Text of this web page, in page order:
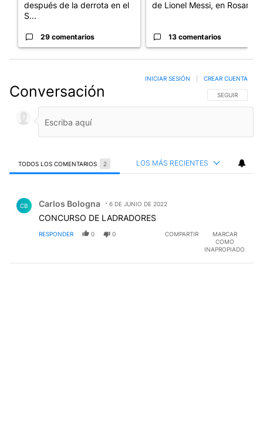
después de la derrota en el
S...
29 comentarios
de Lionel Messi, en Rosario
13 comentarios
Conversación SIGA ESTA
SEGUIR
INICIAR SESIÓN CREAR CUENTA
TODOS LOS COMENTARIOS 2 LOS MÁS RECIENTES
CB Carlos Bologna 6 DE JUNIO DE 2022
CONCURSO DE LADRADORES
RESPONDER 0 0 COMPARTIR
MARCAR
COMO
INAPROPIADO